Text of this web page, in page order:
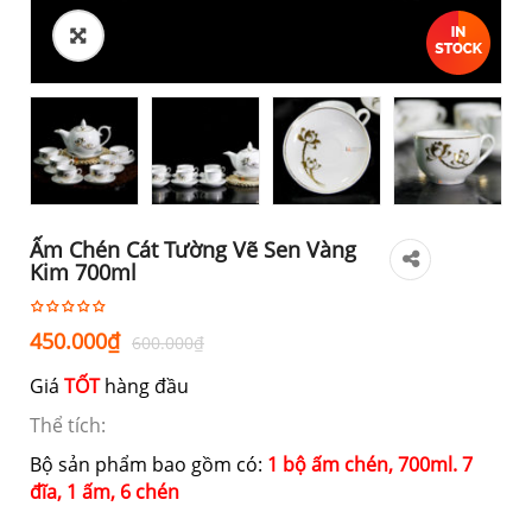
Ấm Chén Cát Tường Vẽ Sen Vàng
Kim 700ml
600.000₫Giá
450.000₫
Giá
450.000₫.
Giá TỐThàng đầu
Thể tích:
Bộ sản phẩm bao gồm có: 1 bộ ấm chén, 700ml. 7
đĩa, 1 ấm, 6 chén